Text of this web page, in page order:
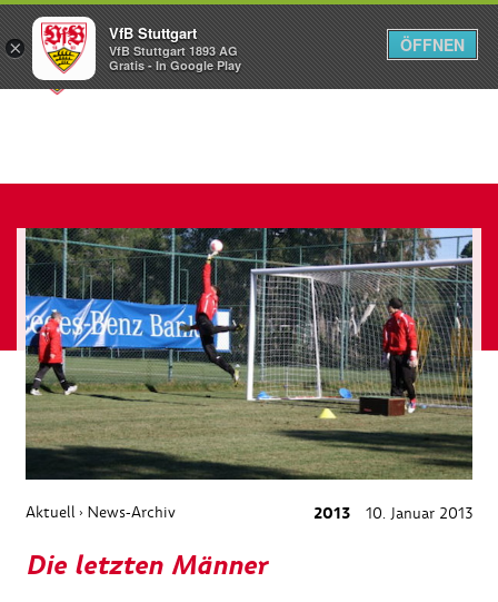
Menü
Aktuell › News-Archiv 2013 10. Januar 2013
Die letzten Männer
×
VfB Stuttgart
VfB Stuttgart 1893 AG
Gratis - In Google Play
ÖFFNEN